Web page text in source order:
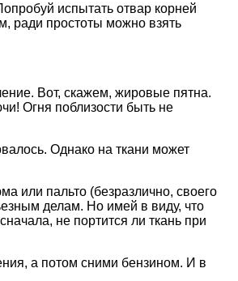
испытать отвар корней
ради простоты можно взять
Вот, скажем, жировые пятна.
Огня поблизости быть не
Однако на ткани может
или пальто (безразлично, своего
делам. Но имей в виду, что
не портится ли ткань при
а потом сними бензином. И в